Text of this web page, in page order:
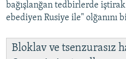
bağışlanğan tedbirlerde
ebediyen Rusiye ile" olğanını
Bloklav ve tsenzurasız